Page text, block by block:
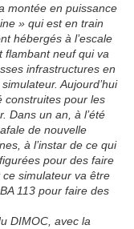
montée en puissance
» qui est en train
hébergés à l’escale
flambant neuf qui va
infrastructures en
Aujourd’hui
construites pour les
Dans un an, à l’été
de nouvelle
à l’instar de ce qui
pour des faire
simulateur va être
113 pour faire des
DIMOC, avec la